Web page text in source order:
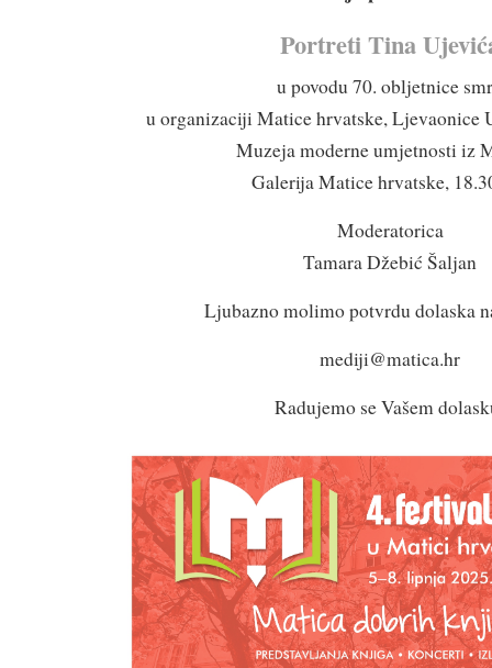
Portreti Tina
u povodu 70. obljetnice
u organizaciji Matice hrvatske, Ljevaonice
Muzeja moderne umjetnosti iz
Galerija Matice hrvatske,
Moderatorica
Tamara Džebić Šaljan
Ljubazno molimo potvrdu dolaska
mediji@matica.hr
Radujemo se Vašem